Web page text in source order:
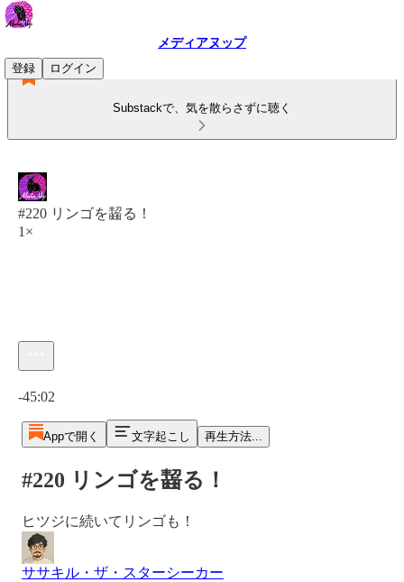
メディアヌップ
登録
ログイン
Substackで、気を散らさずに聴く
#220 リンゴを齧る！
1×
-45:02
Appで開く 文字起こし 再生方法...
#220 リンゴを齧る！
ヒツジに続いてリンゴも！
ササキル・ザ・スターシーカー